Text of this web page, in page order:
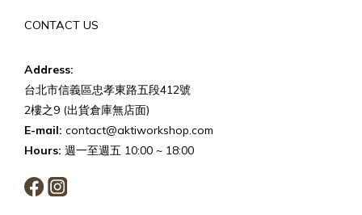
CONTACT US
Address:
台北市信義區忠孝東路五段412號
2樓之9 (出貨倉庫無店面)
E-mail: contact@aktiworkshop.com
Hours: 週一至週五 10:00 ~ 18:00